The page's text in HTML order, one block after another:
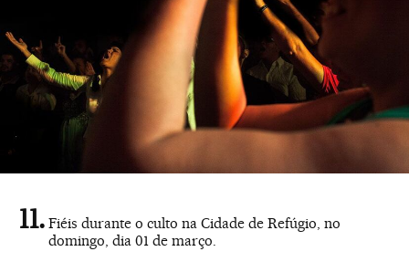
Fiéis durante o culto na Cidade de Refúgio, no
domingo, dia 01 de março.